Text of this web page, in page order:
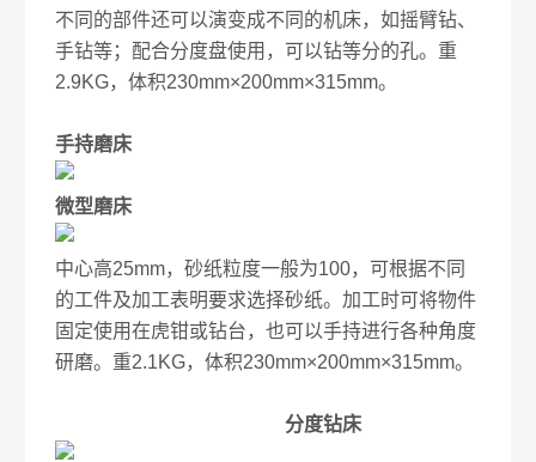
不同的部件还可以演变成不同的机床，如摇臂钻、
手钻等；配合分度盘使用，可以钻等分的孔。重
2.9KG，体积230mm×200mm×315mm。
手持磨床
微型磨床
中心高25mm，砂纸粒度一般为100，可根据不同
的工件及加工表明要求选择砂纸。加工时可将物件
固定使用在虎钳或钻台，也可以手持进行各种角度
研磨。重2.1KG，体积230mm×200mm×315mm。
分度钻床